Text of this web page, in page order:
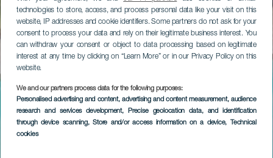
technologies to store, access, and process personal data like your visit on this
website, IP addresses and cookie identifiers. Some partners do not ask for your
consent to process your data and rely on their legitimate business interest. You
can withdraw your consent or object to data processing based on legitimate
interest at any time by clicking on “Learn More” or in our Privacy Policy on this
website.
We and our partners process data for the following purposes:
Personalised advertising and content, advertising and content measurement, audience
research and services development, Precise geolocation data, and identification
through device scanning, Store and/or access information on a device, Technical
cookies